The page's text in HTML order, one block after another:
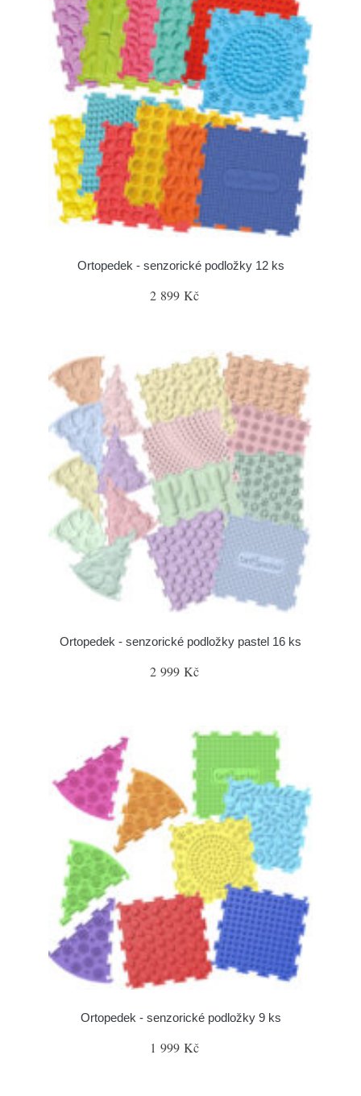
Ortopedek - senzorické podložky 12 ks
2 899 Kč
Ortopedek - senzorické podložky pastel 16 ks
2 999 Kč
Ortopedek - senzorické podložky 9 ks
1 999 Kč